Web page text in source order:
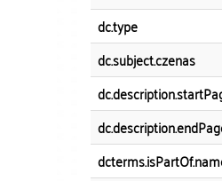
dc.type
dc.subject.czenas